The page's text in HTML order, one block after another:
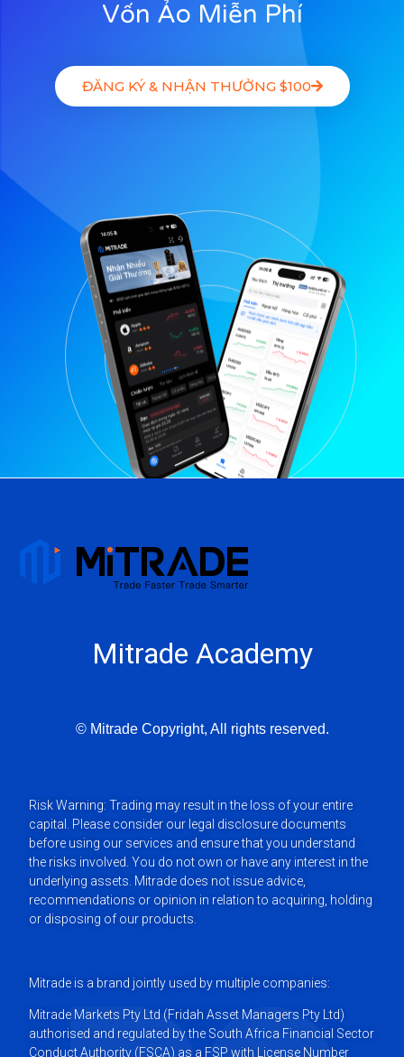
Vốn Ảo Miễn Phí
ĐĂNG KÝ & NHẬN THƯỞNG $100
Mitrade Academy
© Mitrade Copyright, All rights reserved.
Risk Warning: Trading may result in the loss of your entire
capital. Please consider our legal disclosure documents
before using our services and ensure that you understand
the risks involved. You do not own or have any interest in the
underlying assets. Mitrade does not issue advice,
recommendations or opinion in relation to acquiring, holding
or disposing of our products.
Mitrade is a brand jointly used by multiple companies:
Mitrade Markets Pty Ltd (Fridah Asset Managers Pty Ltd)
authorised and regulated by the South Africa Financial Sector
Conduct Authority (FSCA) as a FSP with License Number